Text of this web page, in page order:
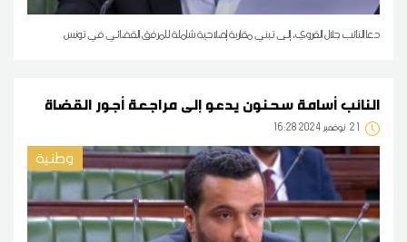
دعا النائب جلال القروي، إلى تبني مقاربة إصلاحية شاملة للمرفق القضائي في تونس
النائب أسامة سحنون يدعو إلى مراجعة أجور القضاة
21 16:28 2024 نوفمبر
وطنية